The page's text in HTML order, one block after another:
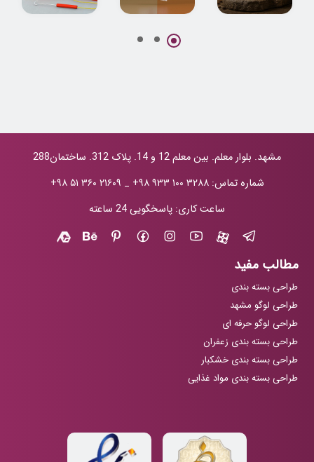
نوریان
مشهد. بلوار معلم. بین معلم 12 و 14. پلاک 312. ساختمان288
شماره تماس:+۹۸ ۹۳۳ ۱۰۰ ۳۲۸۸ _ +۹۸ ۵۱ ۳۶۰ ۲۱۶۰۹
ساعت کاری: پاسخگویی 24 ساعته
مطالب مفید
طراحی بسته بندی
طراحی لوگو مشهد
طراحی لوگو حرفه ای
طراحی بسته بندی زعفران
طراحی بسته بندی خشکبار
طراحی بسته بندی مواد غذایی